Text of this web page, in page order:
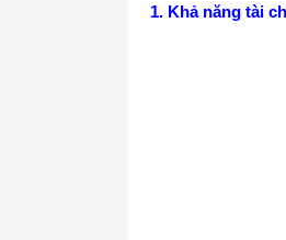
1. Khả năng tài